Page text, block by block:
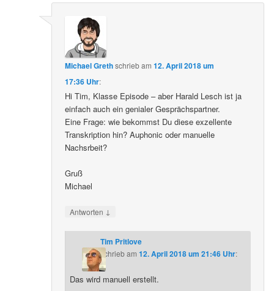
Michael Grethschriebam12. April 2018 um
17:36 Uhr:
Hi Tim, Klasse Episode – aber Harald Lesch ist ja
einfach auch ein genialer Gesprächspartner.
Eine Frage: wie bekommst Du diese exzellente
Transkription hin? Auphonic oder manuelle
Nachsrbeit?
Gruß
Michael
Antworten ↓
Tim Pritlove
schriebam 12. April 2018 um 21:46 Uhr:
Das wird manuell erstellt.